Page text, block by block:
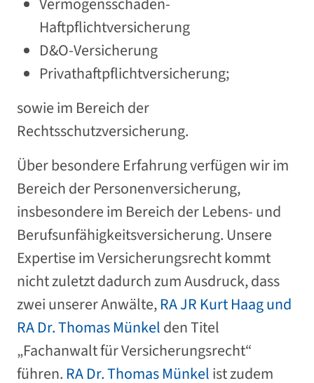
Haftpflichtversicherung
D&O-Versicherung
Privathaftpflichtversicherung;
sowie im Bereich der
Rechtsschutzversicherung.
Über besondere Erfahrung verfügen wir im
Bereich der Personenversicherung,
insbesondere im Bereich der Lebens- und
Berufsunfähigkeitsversicherung. Unsere
Expertise im Versicherungsrecht kommt
nicht zuletzt dadurch zum Ausdruck, dass
zwei unserer Anwälte,RA JR Kurt Haag und
RA Dr. Thomas Münkelden Titel
„Fachanwalt für Versicherungsrecht“
führen. RA Dr. Thomas Münkelist zudem